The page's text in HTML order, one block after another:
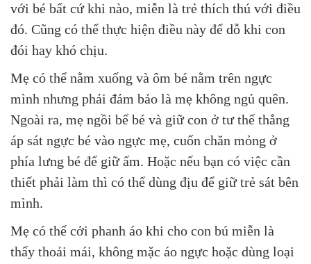
với bé bất cứ khi nào, miễn là trẻ thích thú với điều
đó. Cũng có thể thực hiện điều này để dỗ khi con
đói hay khó chịu.
Mẹ có thể nằm xuống và ôm bé nằm trên ngực
mình nhưng phải đảm bảo là mẹ không ngủ quên.
Ngoài ra, mẹ ngồi bế bé và giữ con ở tư thế thẳng
áp sát ngực bé vào ngực mẹ, cuốn chăn mỏng ở
phía lưng bé để giữ ấm. Hoặc nếu bạn có việc cần
thiết phải làm thì có thể dùng địu để giữ trẻ sát bên
mình.
Mẹ có thể cởi phanh áo khi cho con bú miễn là
thấy thoải mái, không mặc áo ngực hoặc dùng loại